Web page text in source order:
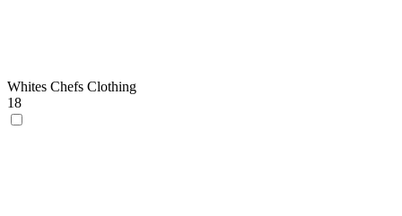
Whites Chefs Clothing
18